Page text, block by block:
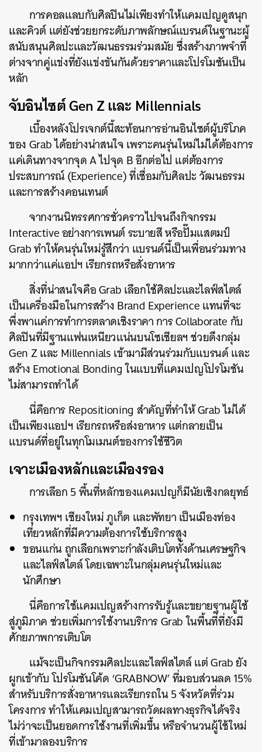
การคอลแลบกับศิลปินไม่เพียงทำให้แคมเปญดูสนุก
และคิวต์ แต่ยังช่วยยกระดับภาพลักษณ์แบรนด์ในฐานะผู้
สนับสนุนศิลปะและวัฒนธรรมร่วมสมัย ซึ่งสร้างภาพจำที่
ต่างจากคู่แข่งที่ยังแข่งขันกันด้วยราคาและโปรโมชันเป็น
หลัก
จับอินไซต์ Gen Z และ Millennials
เบื้องหลังโปรเจกต์นี้สะท้อนการอ่านอินไซต์ผู้บริโภค
ของ Grab ได้อย่างน่าสนใจ เพราะคนรุ่นใหม่ไม่ได้ต้องการ
แค่เดินทางจากจุด A ไปจุด B อีกต่อไป แต่ต้องการ
ประสบการณ์ (Experience) ที่เชื่อมกับศิลปะ วัฒนธรรม
และการสร้างคอนเทนต์
จากงานนิทรรศการชั่วคราวไปจนถึงกิจกรรม
Interactive อย่างการเพนต์ ระบายสี หรือปั๊มแสตมป์
Grab ทำให้คนรุ่นใหม่รู้สึกว่า แบรนด์นี้เป็นเพื่อนร่วมทาง
มากกว่าแค่แอปฯ เรียกรถหรือสั่งอาหาร
สิ่งที่น่าสนใจคือ Grab เลือกใช้ศิลปะและไลฟ์สไตล์
เป็นเครื่องมือในการสร้าง Brand Experience แทนที่จะ
พึ่งพาแค่การทำการตลาดเชิงราคา การ Collaborate กับ
ศิลปินที่มีฐานแฟนเหนียวแน่นบนโซเชียลฯ ช่วยดึงกลุ่ม
Gen Z และ Millennials เข้ามามีส่วนร่วมกับแบรนด์ และ
สร้าง Emotional Bonding ในแบบที่แคมเปญโปรโมชัน
ไม่สามารถทำได้
นี่คือการ Repositioning สำคัญที่ทำให้ Grab ไม่ได้
เป็นเพียงแอปฯ เรียกรถหรือส่งอาหาร แต่กลายเป็น
แบรนด์ที่อยู่ในทุกโมเมนต์ของการใช้ชีวิต
เจาะเมืองหลักและเมืองรอง
การเลือก 5 พื้นที่หลักของแคมเปญก็มีนัยเชิงกลยุทธ์
กรุงเทพฯ เชียงใหม่ ภูเก็ต และพัทยา เป็นเมืองท่อง
เที่ยวหลักที่มีความต้องการใช้บริการสูง
ขอนแก่น ถูกเลือกเพราะกำลังเติบโตทั้งด้านเศรษฐกิจ
และไลฟ์สไตล์ โดยเฉพาะในกลุ่มคนรุ่นใหม่และ
นักศึกษา
นี่คือการใช้แคมเปญสร้างการรับรู้และขยายฐานผู้ใช้
สู่ภูมิภาค ช่วยเพิ่มการใช้งานบริการ Grab ในพื้นที่ที่ยังมี
ศักยภาพการเติบโต
แม้จะเป็นกิจกรรมศิลปะและไลฟ์สไตล์ แต่ Grab ยัง
ผูกเข้ากับ โปรโมชันโค้ด ‘GRABNOW’ ที่มอบส่วนลด 15%
สำหรับบริการสั่งอาหารและเรียกรถใน 5 จังหวัดที่ร่วม
โครงการ ทำให้แคมเปญสามารถวัดผลทางธุรกิจได้จริง
ไม่ว่าจะเป็นยอดการใช้งานที่เพิ่มขึ้น หรือจำนวนผู้ใช้ใหม่
ที่เข้ามาลองบริการ
ค้นหา
SHARE TWEET